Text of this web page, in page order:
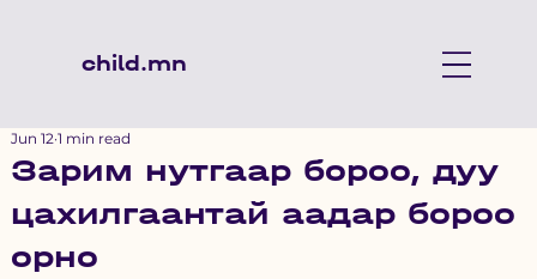
child.mn
Зарим нутгаар бороо, дуу
цахилгаантай аадар бороо
орно
Jun 12 1 min read